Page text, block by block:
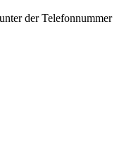
der Telefonnummer